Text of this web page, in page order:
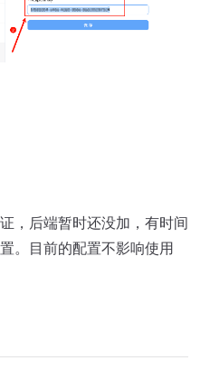
，后端暂时还没加，有时间
。目前的配置不影响使用